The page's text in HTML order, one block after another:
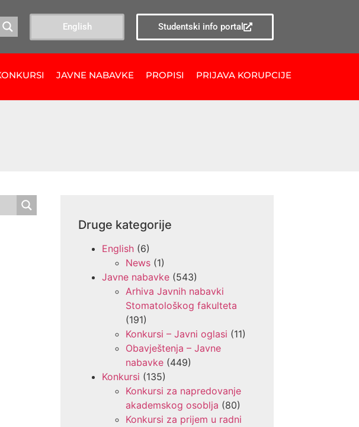
English Studentski info portal
JAVNE NABAVKE PROPISI PRIJAVA KORUPCIJE
Druge kategorije
English(6)
News(1)
Javne nabavke(543)
Arhiva Javnih nabavki
Stomatološkog fakulteta
(191)
Konkursi – Javni oglasi (11)
Obavještenja – Javne
nabavke(449)
Konkursi (135)
Konkursi za napredovanje
akademskog osoblja (80)
Konkursi za prijem u radni